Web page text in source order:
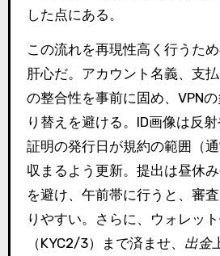
した点にある。
この流れを再現性高く行うた
肝心だ。アカウント名義、支
の整合性を事前に固め、VPN
り替えを避ける。ID画像は反
証明の発行日が規約の範囲（
収まるよう更新。提出は昼休
を避け、午前帯に行うと、審
りやすい。さらに、ウォレッ
（KYC2/3）まで済ませ、 出金